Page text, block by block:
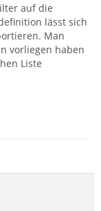
auf die
lässt sich
Man
vorliegen haben
Liste